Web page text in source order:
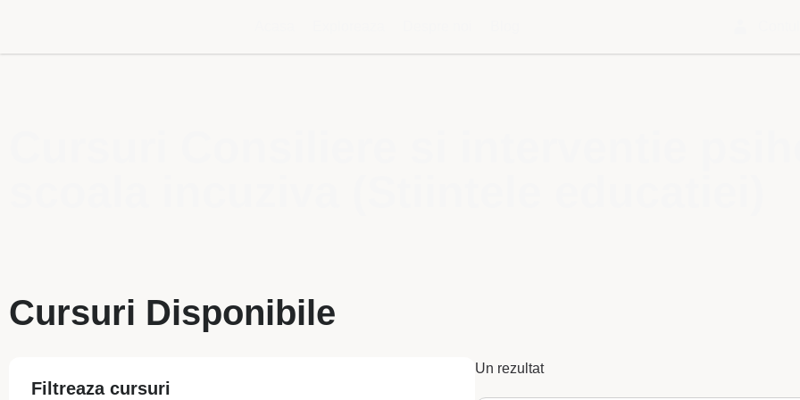
Cursuri Disponibile
Filtreaza cursuri
Un rezultat